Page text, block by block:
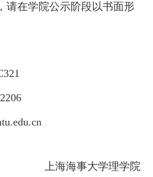
请在学院公示阶段以书面形
上海海事大学理学院